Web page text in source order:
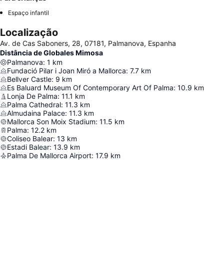
Espaço infantil
Localização
Av. de Cas Saboners, 28, 07181, Palmanova, Espanha
Distância de Globales Mimosa
Palmanova: 1 km
Fundació Pilar i Joan Miró a Mallorca: 7.7 km
Bellver Castle: 9 km
Es Baluard Museum Of Contemporary Art Of Palma: 10.9 km
Lonja De Palma: 11.1 km
Palma Cathedral: 11.3 km
Almudaina Palace: 11.3 km
Mallorca Son Moix Stadium: 11.5 km
Palma: 12.2 km
Coliseo Balear: 13 km
Estadi Balear: 13.9 km
Palma De Mallorca Airport: 17.9 km